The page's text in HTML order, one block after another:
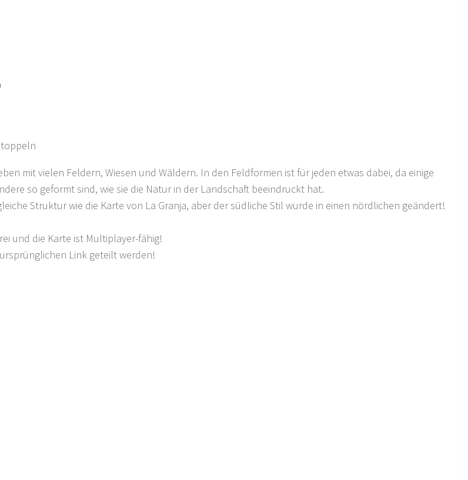
mit vielen Feldern, Wiesen und Wäldern. In den Feldformen ist für jeden etwas dabei, da einige
so geformt sind, wie sie die Natur in der Landschaft beeindruckt hat.
Struktur wie die Karte von La Granja, aber der südliche Stil wurde in einen nördlichen geändert!
und die Karte ist Multiplayer-fähig!
Link geteilt werden!